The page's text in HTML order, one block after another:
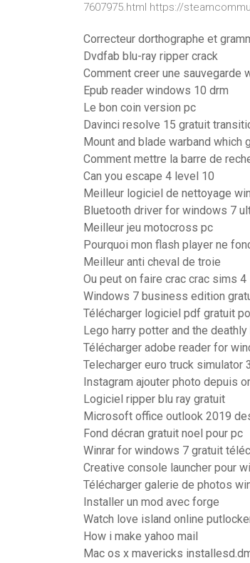
7607975.html https://
Correcteur dorthographe et
Dvdfab blu-ray ripper crack
Comment creer une sauvegarde
Epub reader windows 10 drm
Le bon coin version pc
Davinci resolve 15 gratuit
Mount and blade warband
Comment mettre la barre de
Can you escape 4 level 10
Meilleur logiciel de nettoyage
Bluetooth driver for windows 7
Meilleur jeu motocross pc
Pourquoi mon flash player ne
Meilleur anti cheval de troie
Ou peut on faire crac crac sims 4
Windows 7 business edition
Télécharger logiciel pdf gratuit
Lego harry potter and the
Télécharger adobe reader for
Telecharger euro truck simulator
Instagram ajouter photo depuis
Logiciel ripper blu ray gratuit
Microsoft office outlook 2019
Fond décran gratuit noel pour pc
Winrar for windows 7 gratuit
Creative console launcher pour
Télécharger galerie de photos
Installer un mod avec forge
Watch love island online
How i make yahoo mail
Mac os x mavericks